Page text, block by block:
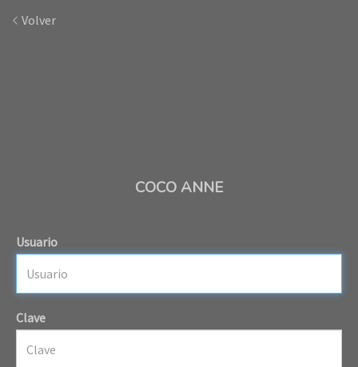
Volver
COCO ANNE
Usuario
Clave